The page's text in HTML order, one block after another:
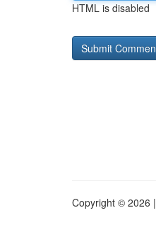
HTML is disabled
Copyright © 2026 |